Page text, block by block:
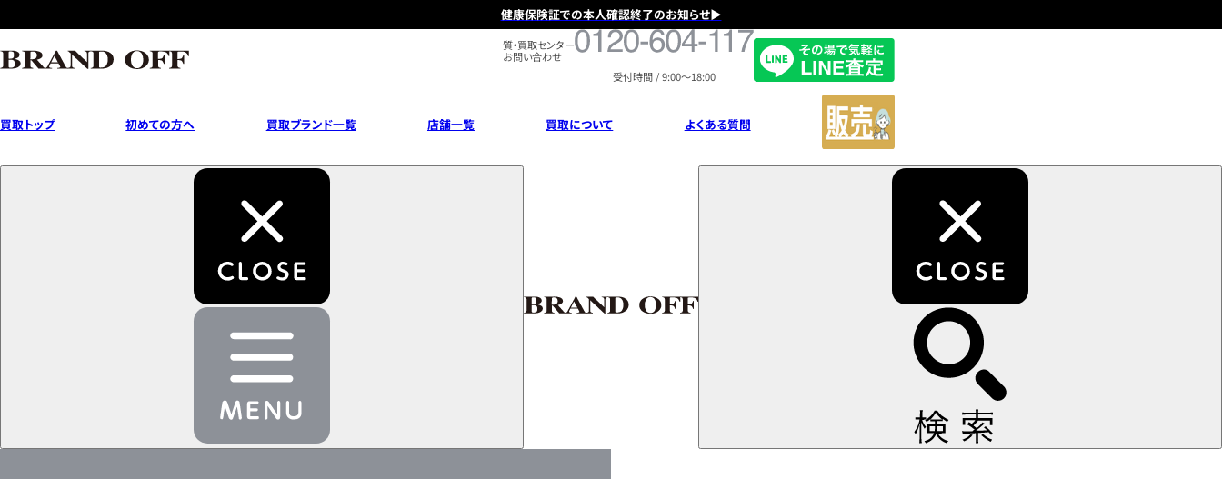
健康保険証での本人確認終了のお知らせ▶
質・買取センター
お問い合わせ
フ
リ
ル
受付時間 / 9:00～18:00
買取トップ 初めての方へ 買取ブランド一覧 店舗一覧 買取について よくある質問
ト